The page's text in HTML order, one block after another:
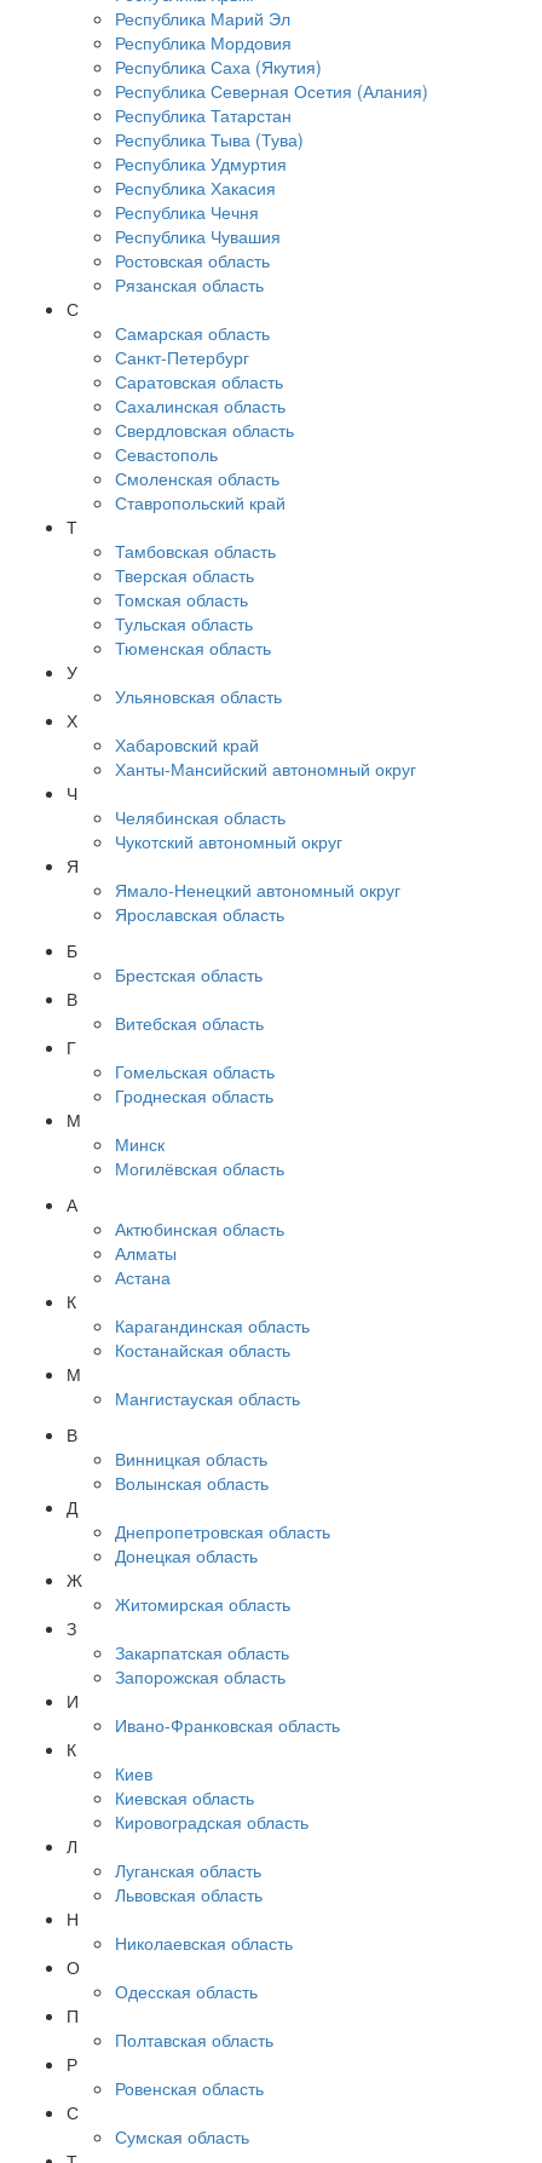
Республика Марий Эл
Республика Мордовия
Республика Саха (Якутия)
Республика Северная Осетия (Алания)
Республика Татарстан
Республика Тыва (Тува)
Республика Удмуртия
Республика Хакасия
Республика Чечня
Республика Чувашия
Ростовская область
Рязанская область
С
Самарская область
Санкт-Петербург
Саратовская область
Сахалинская область
Свердловская область
Севастополь
Смоленская область
Ставропольский край
Т
Тамбовская область
Тверская область
Томская область
Тульская область
Тюменская область
У
Ульяновская область
Х
Хабаровский край
Ханты-Мансийский автономный округ
Ч
Челябинская область
Чукотский автономный округ
Я
Ямало-Ненецкий автономный округ
Ярославская область
Б
Брестская область
В
Витебская область
Г
Гомельская область
Гроднеская область
М
Минск
Могилёвская область
А
Актюбинская область
Алматы
Астана
К
Карагандинская область
Костанайская область
М
Мангистауская область
В
Винницкая область
Волынская область
Д
Днепропетровская область
Донецкая область
Ж
Житомирская область
З
Закарпатская область
Запорожская область
И
Ивано-Франковская область
К
Киев
Киевская область
Кировоградская область
Л
Луганская область
Львовская область
Н
Николаевская область
О
Одесская область
П
Полтавская область
Р
Ровенская область
С
Сумская область